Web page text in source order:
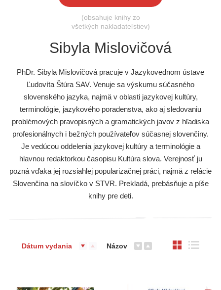
(obsahuje knihy zo
všetkých nakladateľstiev)
Sibyla Mislovičová
PhDr. Sibyla Mislovičová pracuje v Jazykovednom ústave
Ľudovíta Štúra SAV. Venuje sa výskumu súčasného
slovenského jazyka, najmä v oblasti jazykovej kultúry,
terminológie, jazykového poradenstva, ako aj sledovaniu
problémových pravopisných a gramatických javov z hľadiska
profesionálnych i bežných používateľov súčasnej slovenčiny.
Je vedúcou oddelenia jazykovej kultúry a terminológie a
hlavnou redaktorkou časopisu Kultúra slova. Verejnosť ju
pozná vďaka jej rozsiahlej popularizačnej práci, najmä z relácie
Slovenčina na slovíčko v STVR. Prekladá, prebásňuje a píše
knihy pre deti.
Dátum vydania Názov